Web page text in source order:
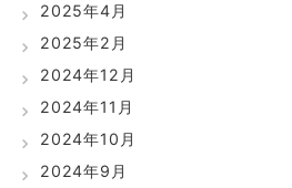
2025年4月
2025年2月
2024年12月
2024年11月
2024年10月
2024年9月